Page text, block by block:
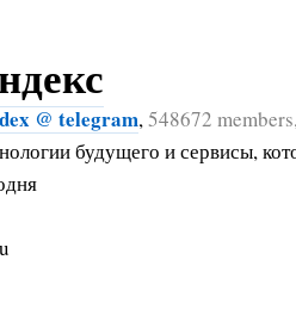
@ telegram,548672
будущего и сервисы,